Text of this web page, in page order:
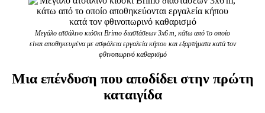
Μεγάλο ατσάλινο κιόσκι Brimo διαστάσεων 3x6 m, κάτω από το οποίο
είναι αποθηκευμένα με ασφάλεια εργαλεία κήπου και εξαρτήματα κατά τον
φθινοπωρινό καθαρισμό
Μια επένδυση που αποδίδει στην πρώτη
καταιγίδα